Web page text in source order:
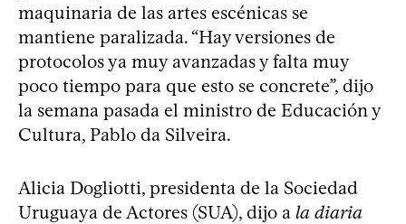
maquinaria de las artes escénicas se
mantiene paralizada. “Hay versiones de
protocolos ya muy avanzadas y falta muy
poco tiempo para que esto se concrete”, dijo
la semana pasada el ministro de Educación y
Cultura, Pablo da Silveira.
Alicia Dogliotti, presidenta de la Sociedad
Uruguaya de Actores (SUA), dijo a la diaria